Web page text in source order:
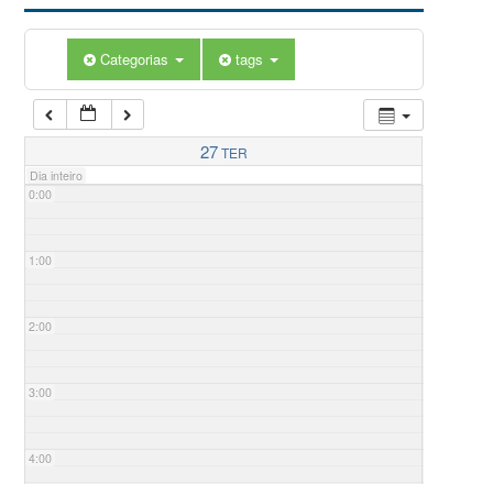
Categorias tags
27TER
Dia inteiro
0:00
1:00
2:00
3:00
4:00